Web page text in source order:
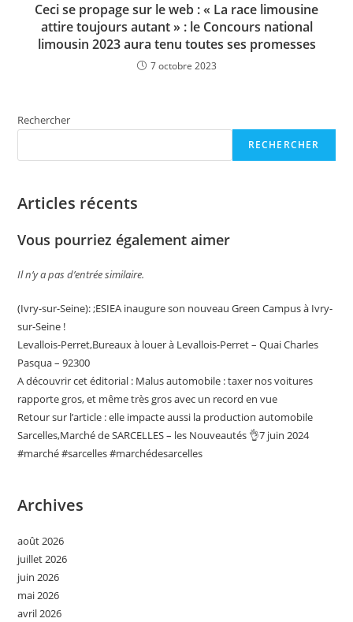
Ceci se propage sur le web : « La race limousine
attire toujours autant » : le Concours national
limousin 2023 aura tenu toutes ses promesses
7 octobre 2023
Rechercher
RECHERCHER
Articles récents
Vous pourriez également aimer
Il n’y a pas d’entrée similaire.
(Ivry-sur-Seine): ;ESIEA inaugure son nouveau Green Campus à Ivry-
sur-Seine !
Levallois-Perret,Bureaux à louer à Levallois-Perret – Quai Charles
Pasqua – 92300
A découvrir cet éditorial : Malus automobile : taxer nos voitures
rapporte gros, et même très gros avec un record en vue
Retour sur l’article : elle impacte aussi la production automobile
Sarcelles,Marché de SARCELLES – les Nouveautés 👌7 juin 2024
#marché #sarcelles #marchédesarcelles
Archives
août 2026
juillet 2026
juin 2026
mai 2026
avril 2026